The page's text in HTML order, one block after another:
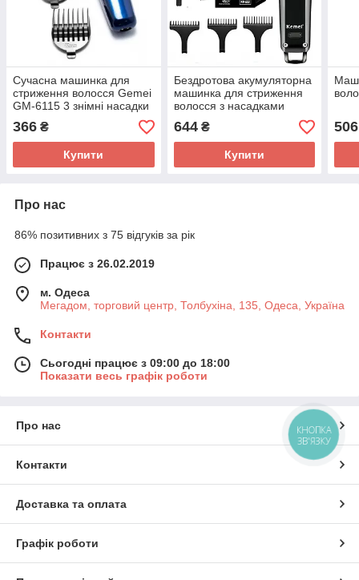
Сучасна машинка для
стриження волосся Gemei
GM-6115 3 знімні насадки
366 ₴
Купити
Бездротова акумуляторна
машинка для стриження
волосся з насадками
644₴
Купити
506
Про нас
86% позитивних з 75 відгуків за рік
Працює з 26.02.2019
м. Одеса
Мегадом, торговий центр, Толбухіна, 135, Одеса, Україна
Контакти
Сьогодні працює з 09:00 до 18:00
Показати весь графік роботи
Про нас
Контакти
Доставка та оплата
Графік роботи
КНОПКА
ЗВ'ЯЗКУ